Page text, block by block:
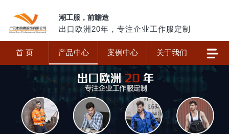
潮工服，前瞻造
出口欧洲20年，专注企业工作服定制
首 页 产品中心 案例中心 关于我们